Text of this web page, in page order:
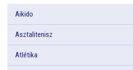
Aikido
Asztalitenisz
Atlétika